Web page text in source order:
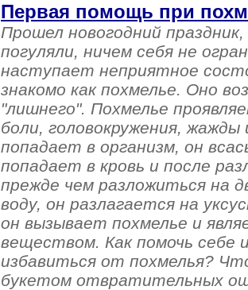
Первая помощь при
Прошел новогодний
погуляли, ничем себя не
наступает неприятное
знакомо как похмелье. Оно
"лишнего". Похмелье
боли, головокружения,
попадает в организм, он
попадает в кровь и после
прежде чем разложиться на
воду, он разлагается на
он вызывает похмелье и
веществом. Как помочь себе
избавиться от похмелья?
букетом отвратительных